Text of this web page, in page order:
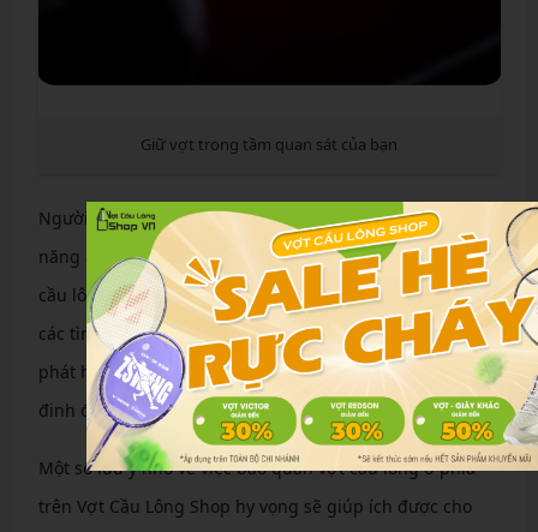
Giữ vợt trong tầm quan sát của bạn
Người dùng không nên cất vợt ở góc khuất, do có khả
năng ẩm mốc, bị chuột cắn, mối ăn, v.v. Bảo quản vợt
cầu lông ở nơi dễ thấy có thể giúp người dùng hạn chế
các tình huống nêu trên, nếu có cũng sẽ mau chóng
phát hiện và có biện pháp khắc phục. Tốt nhất nên đóng
đinh để dễ dàng treo vợt ở nơi dễ quan sát.
Một số lưu ý nhỏ về việc bảo quản vợt cầu lông ở phía
trên Vợt Cầu Lông Shop hy vọng sẽ giúp ích được cho